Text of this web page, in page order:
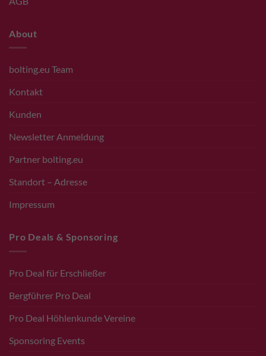
About
bolting.eu Team
Kontakt
Kunden
Newsletter Anmeldung
Partner bolting.eu
Standort – Adresse
Impressum
Pro Deals & Sponsoring
Pro Deal für Erschließer
Bergführer Pro Deal
Pro Deal Höhlenkunde Vereine
Sponsoring Events